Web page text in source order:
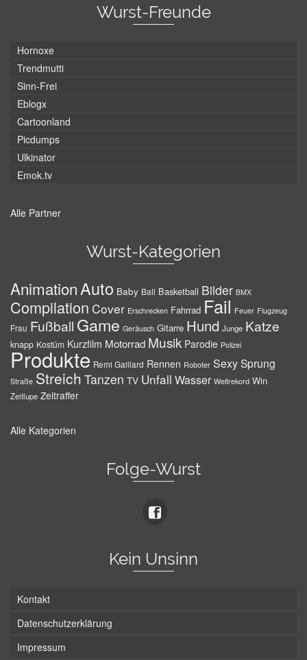
Wurst-Freunde
Hornoxe
Trendmutti
Sinn-Frei
Eblogx
Cartoonland
Picdumps
Ulkinator
Emok.tv
Alle Partner
Wurst-Kategorien
AnimationAuto Baby Ball Basketball Bilder BMX
Compilation Cover Erschrecken Fahrrad Fail Feuer Flugzeug
Frau Fußball Game Geräusch Gitarre Hund Junge Katze
knapp Kostüm Kurzfilm Motorrad Musik Parodie Polizei
Produkte Remi Gaillard Rennen Roboter SexySprung
Straße Streich Tanzen TV Unfall Wasser Weltrekord Win
Zeitlupe Zeitraffer
Alle Kategorien
Folge-Wurst
Kein Unsinn
Kontakt
Datenschutzerklärung
Impressum